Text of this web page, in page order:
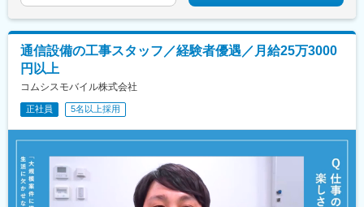
通信設備の工事スタッフ／経験者優遇／月給25万3000
円以上
コムシスモバイル株式会社
正社員 5名以上採用